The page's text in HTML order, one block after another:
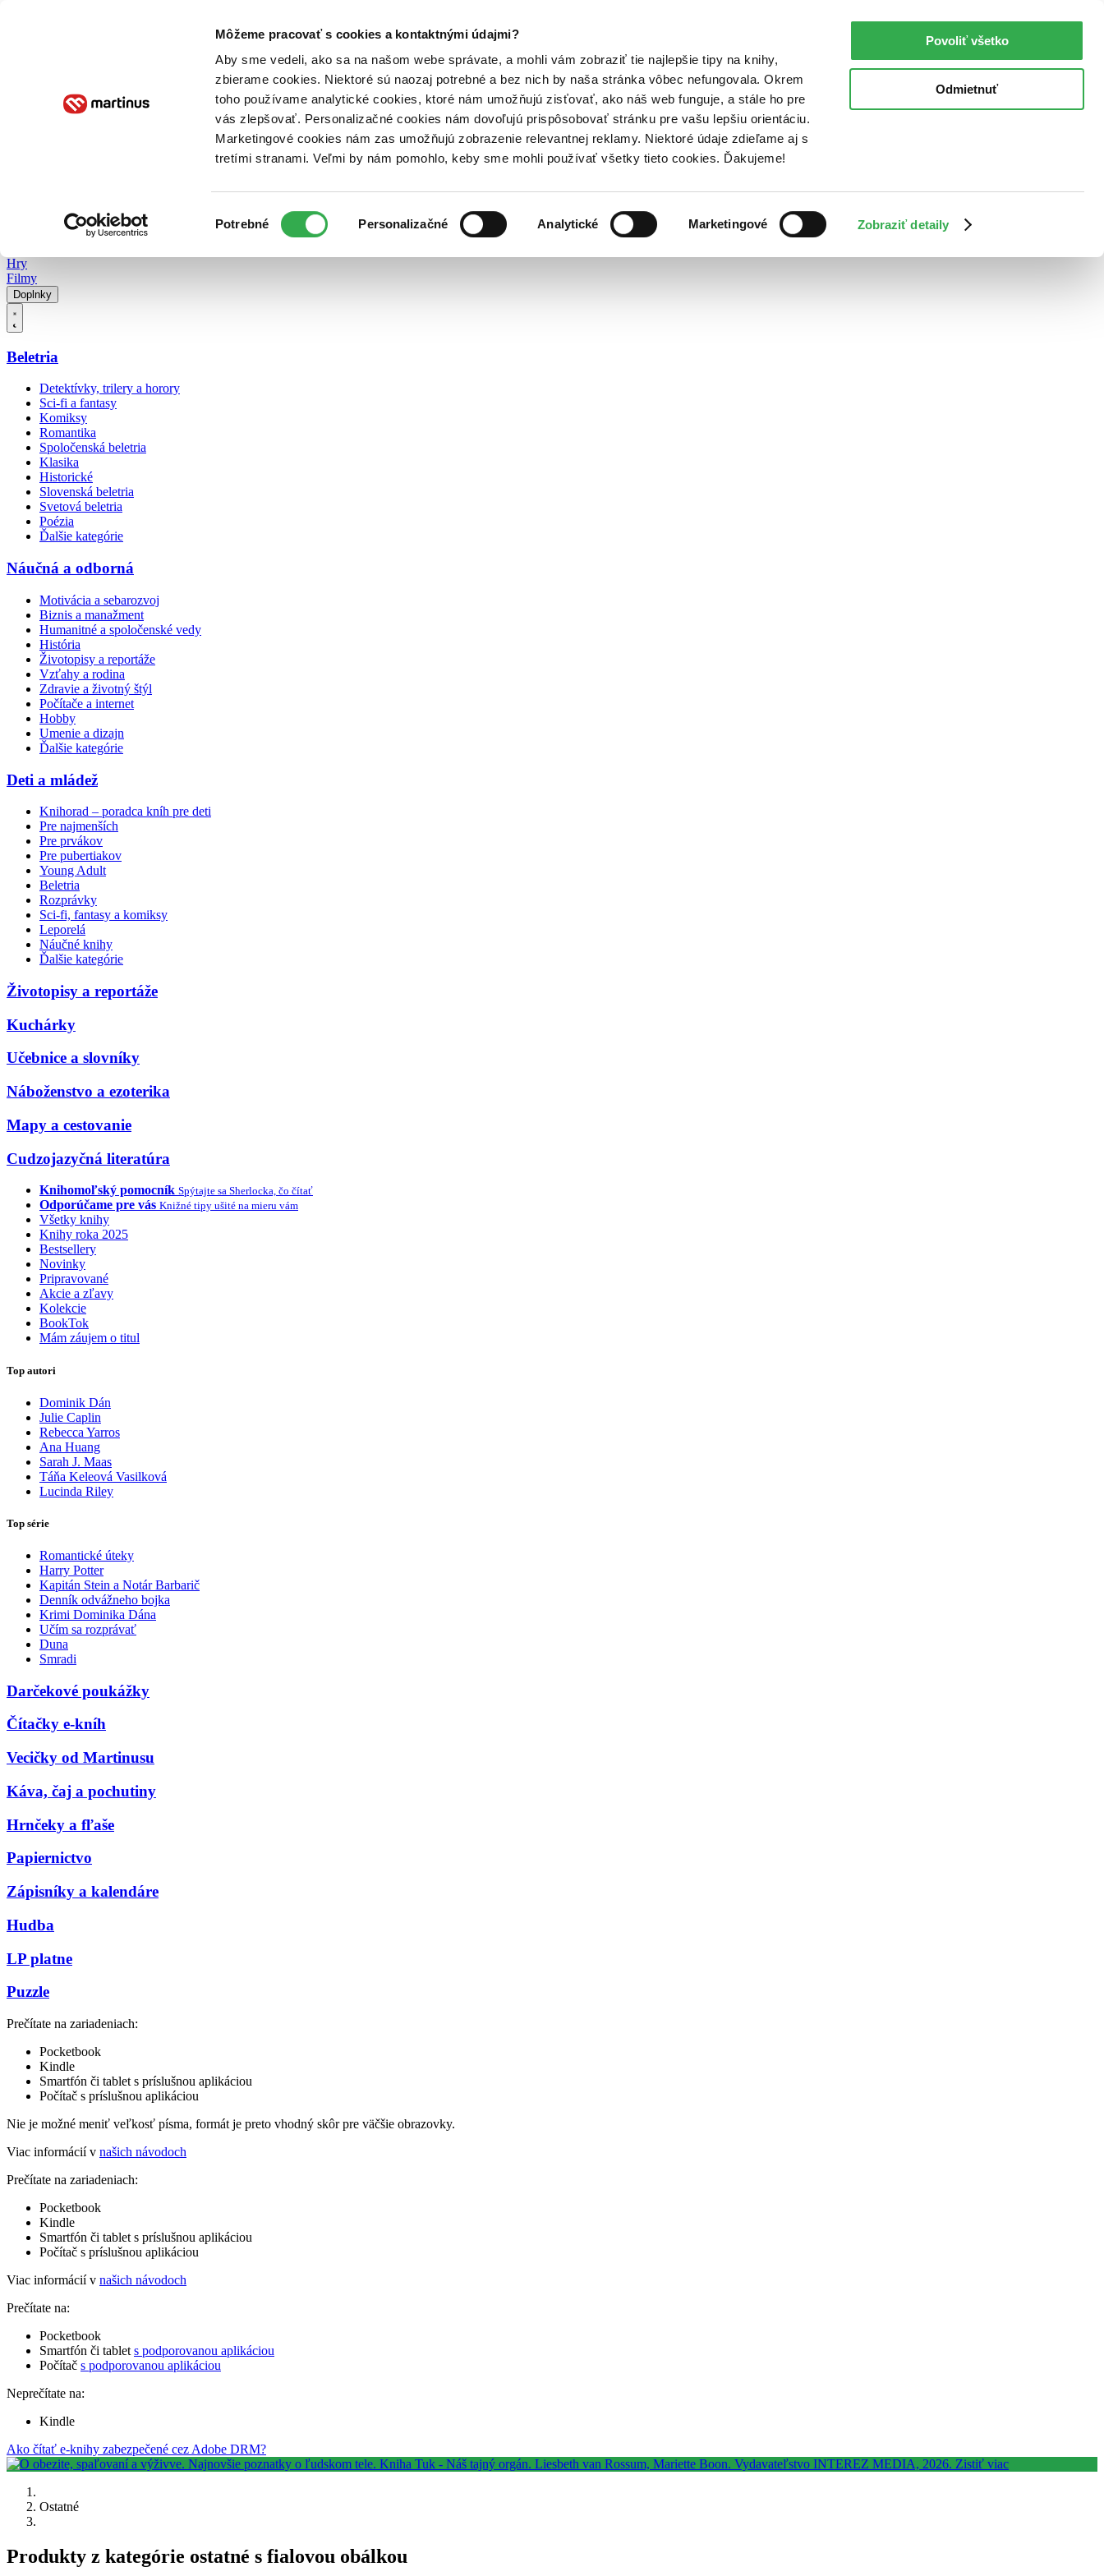
Môžeme pracovať s cookies a kontaktnými údajmi?
Aby sme vedeli, ako sa na našom webe správate, a mohli vám zobraziť tie najlepšie tipy na knihy,
zbierame cookies. Niektoré sú naozaj potrebné a bez nich by naša stránka vôbec nefungovala. Okrem
toho používame analytické cookies, ktoré nám umožňujú zisťovať, ako náš web funguje, a stále ho pre
vás zlepšovať. Personalizačné cookies nám dovoľujú prispôsobovať stránku pre vašu lepšiu orientáciu.
Marketingové cookies nám zas umožňujú zobrazenie relevantnej reklamy. Niektoré údaje zdieľame aj s
tretími stranami. Veľmi by nám pomohlo, keby sme mohli používať všetky tieto cookies. Ďakujeme!
súhlasu
Potrebné Personalizačné Analytické Marketingové Zobraziť detaily
Povoliť všetko
Odmietnuť
Poukážky Kontakt
Hry
Filmy
Doplnky
Beletria
Detektívky, trilery a horory
Sci-fi a fantasy
Komiksy
Romantika
Spoločenská beletria
Klasika
Historické
Slovenská beletria
Svetová beletria
Poézia
Ďalšie kategórie
Náučná a odborná
Motivácia a sebarozvoj
Biznis a manažment
Humanitné a spoločenské vedy
História
Životopisy a reportáže
Vzťahy a rodina
Zdravie a životný štýl
Počítače a internet
Hobby
Umenie a dizajn
Ďalšie kategórie
Deti a mládež
Knihorad – poradca kníh pre deti
Pre najmenších
Pre prvákov
Pre pubertiakov
Young Adult
Beletria
Rozprávky
Sci-fi, fantasy a komiksy
Leporelá
Náučné knihy
Ďalšie kategórie
Životopisy a reportáže
Kuchárky
Učebnice a slovníky
Náboženstvo a ezoterika
Mapy a cestovanie
Cudzojazyčná literatúra
Knihomoľský pomocník Spýtajte sa Sherlocka, čo čítať
Odporúčame pre vás Knižné tipy ušité na mieru vám
Všetky knihy
Knihy roka 2025
Bestsellery
Novinky
Pripravované
Akcie a zľavy
Kolekcie
BookTok
Mám záujem o titul
Top autori
Dominik Dán
Julie Caplin
Rebecca Yarros
Ana Huang
Sarah J. Maas
Táňa Keleová Vasilková
Lucinda Riley
Top série
Romantické úteky
Harry Potter
Kapitán Stein a Notár Barbarič
Denník odvážneho bojka
Krimi Dominika Dána
Učím sa rozprávať
Duna
Smradi
Darčekové poukážky
Čítačky e-kníh
Vecičky od Martinusu
Káva, čaj a pochutiny
Hrnčeky a fľaše
Papiernictvo
Zápisníky a kalendáre
Hudba
LP platne
Puzzle
Prečítate na zariadeniach:
Pocketbook
Kindle
Smartfón či tablet s príslušnou aplikáciou
Počítač s príslušnou aplikáciou
Nie je možné meniť veľkosť písma, formát je preto vhodný skôr pre väčšie obrazovky.
Viac informácií v našich návodoch
Prečítate na zariadeniach:
Pocketbook
Kindle
Smartfón či tablet s príslušnou aplikáciou
Počítač s príslušnou aplikáciou
Viac informácií v našich návodoch
Prečítate na:
Pocketbook
Smartfón či tablet s podporovanou aplikáciou
Počítač s podporovanou aplikáciou
Neprečítate na:
Kindle
Ako čítať e-knihy zabezpečené cez Adobe DRM?
Ostatné
Produkty z kategórie ostatné s fialovou obálkou